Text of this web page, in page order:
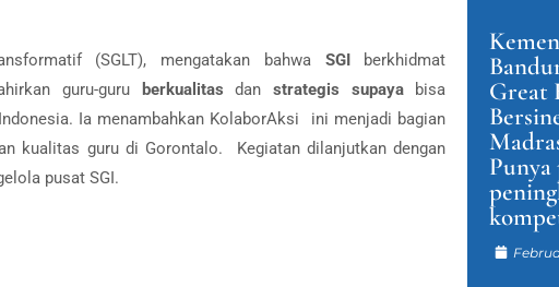
(SGLT), mengatakan bahwa SGIberkhidmat
guru-guru
berkualitas dan strategis supayabisa
Ia menambahkan KolaborAksi ini menjadi bagian
kualitas guru di Gorontalo. Kegiatan dilanjutkan dengan
pusat SGI.
Great
Punya